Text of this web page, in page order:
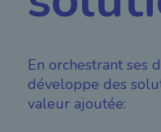
En orchestrant ses
développe des
valeur ajoutée: